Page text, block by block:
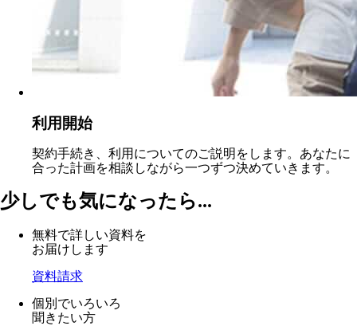
利用開始
契約手続き、利用についてのご説明をします。あなたに
合った計画を相談しながら一つずつ決めていきます。
少しでも気になったら...
無料で詳しい資料を
お届けします
資料請求
個別でいろいろ
聞きたい方